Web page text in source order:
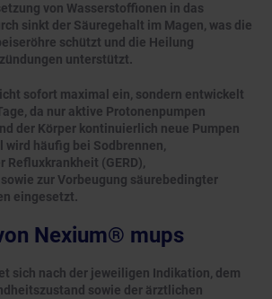
von Wasserstoffionen in das
sinkt der Säuregehalt im Magen, was die
schützt und die Heilung
unterstützt.
sofort maximal ein, sondern entwickelt
da nur aktive Protonenpumpen
der Körper kontinuierlich neue Pumpen
wird häufig bei Sodbrennen,
Refluxkrankheit (GERD),
zur Vorbeugung säurebedingter
eingesetzt.
Nexium® mups
sich nach der jeweiligen Indikation, dem
sowie der ärztlichen